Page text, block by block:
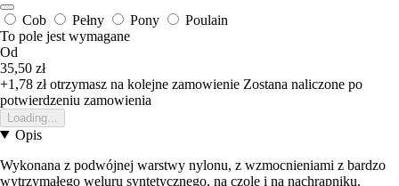
Cob Pełny Pony
Poulain
To pole jest wymagane
Od
35,50 zł
+1,78 złotrzymasz na kolejne zamowienie Zostana naliczone po
potwierdzeniu zamowienia
Loading...
Opis
Wykonana z podwójnej warstwy nylonu, z wzmocnieniami z bardzo
wytrzymałego weluru syntetycznego, na czole i na nachrapniku.